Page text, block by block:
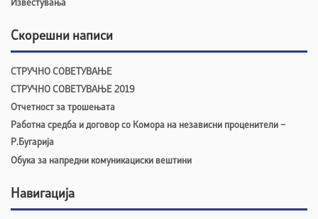
Известувања
Скорешни написи
СТРУЧНО СОВЕТУВАЊЕ
СТРУЧНО СОВЕТУВАЊЕ 2019
Отчетност за трошењата
Работна средба и договор со Комора на независни проценители –
Р.Бугарија
Обука за напредни комуникациски вештини
Навигација